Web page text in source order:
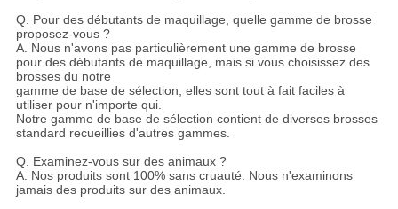
Q. Pour des débutants de maquillage, quelle gamme de brosse
proposez-vous ?
A. Nous n'avons pas particulièrement une gamme de brosse
pour des débutants de maquillage, mais si vous choisissez des
brosses du notre
gamme de base de sélection, elles sont tout à fait faciles à
utiliser pour n'importe qui.
Notre gamme de base de sélection contient de diverses brosses
standard recueillies d'autres gammes.
Q. Examinez-vous sur des animaux ?
A. Nos produits sont 100% sans cruauté. Nous n'examinons
jamais des produits sur des animaux.